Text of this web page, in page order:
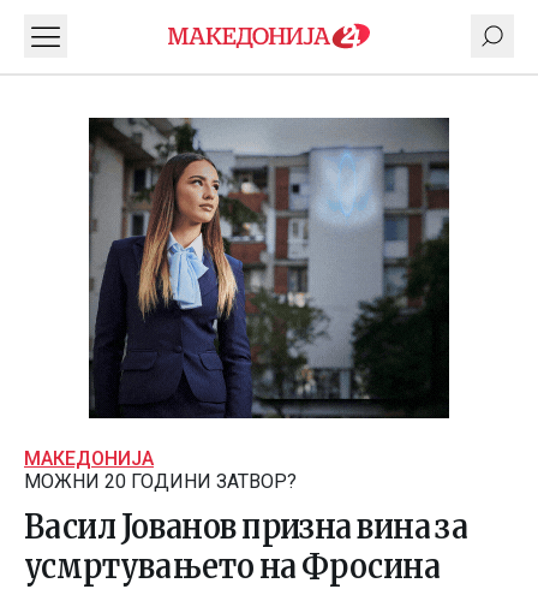
МАКЕДОНИЈА
МОЖНИ 20 ГОДИНИ ЗАТВОР?
Васил Јованов призна вина за
усмртувањето на Фросина